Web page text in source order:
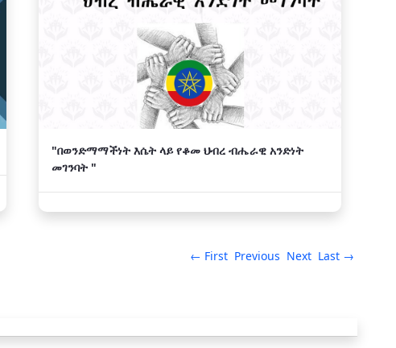
"በወንድማማችነት እሴት ላይ የቆመ ህብረ ብሔራዊ አንድነት
መገንባት "
← First Previous Next Last →